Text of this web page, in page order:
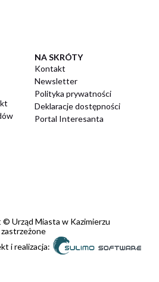
NA SKRÓTY
Kontakt
Newsletter
Polityka prywatności
Deklaracje dostępności
Portal Interesanta
Urząd Miasta w Kazimierzu
i realizacja: